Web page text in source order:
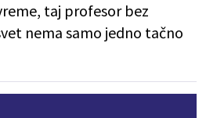
taj profesor bez
nema samo jedno tačno